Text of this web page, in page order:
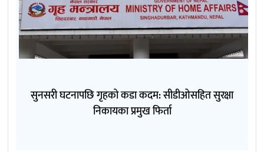
सुनसरी घटनापछि गृहको कडा कदम: सीडीओसहित सुरक्षा
निकायका प्रमुख फिर्ता